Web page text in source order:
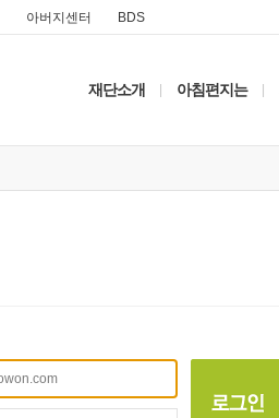
아버지센터 BDS
재단소개 아침편지는